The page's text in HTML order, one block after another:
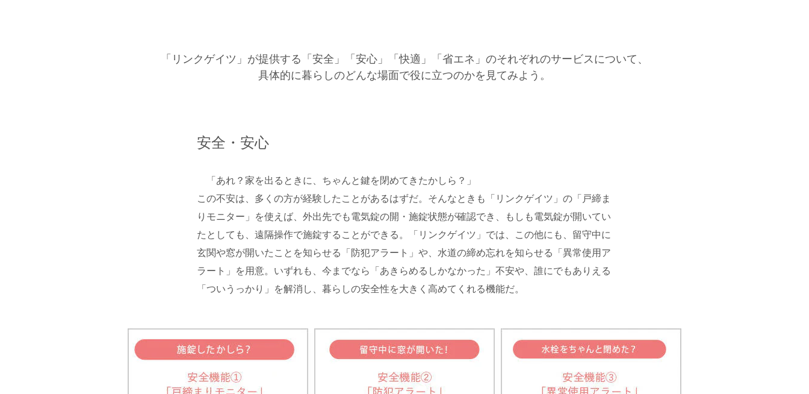
「リンクゲイツ」が提供する「安全」「安心」「快適」「省エネ」のそれぞれのサービスについて、
具体的に暮らしのどんな場面で役に立つのかを見てみよう。
安全・安心
「あれ？家を出るときに、ちゃんと鍵を閉めてきたかしら？」
この不安は、多くの方が経験したことがあるはずだ。そんなときも「リンクゲイツ」の「戸締ま
りモニター」を使えば、外出先でも電気錠の開・施錠状態が確認でき、もしも電気錠が開いてい
たとしても、遠隔操作で施錠することができる。「リンクゲイツ」では、この他にも、留守中に
玄関や窓が開いたことを知らせる「防犯アラート」や、水道の締め忘れを知らせる「異常使用ア
ラート」を用意。いずれも、今までなら「あきらめるしかなかった」不安や、誰にでもありえる
「ついうっかり」を解消し、暮らしの安全性を大きく高めてくれる機能だ。